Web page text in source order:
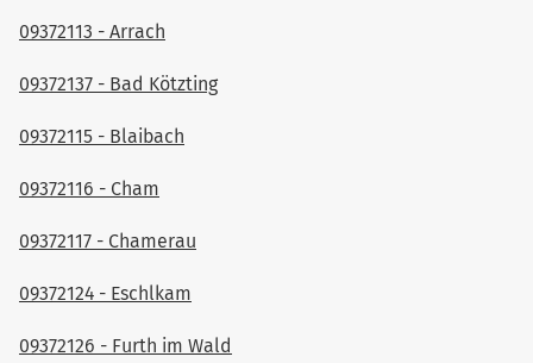
09372113 - Arrach
09372137 - Bad Kötzting
09372115 - Blaibach
09372116 - Cham
09372117 - Chamerau
09372124 - Eschlkam
09372126 - Furth im Wald